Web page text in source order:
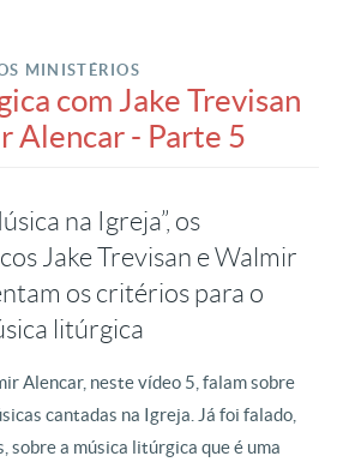
MINISTÉRIOS
com Jake Trevisan
Alencar - Parte 5
na Igreja”, os
Jake Trevisan e Walmir
os critérios para o
litúrgica
Alencar, neste vídeo 5, falam sobre
cantadas na Igreja. Já foi falado,
sobre a música litúrgica que é uma